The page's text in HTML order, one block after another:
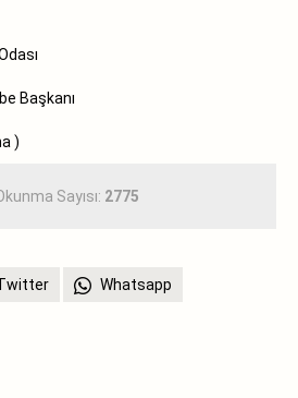
Başkanı
)
Sayısı: 2775
Whatsapp